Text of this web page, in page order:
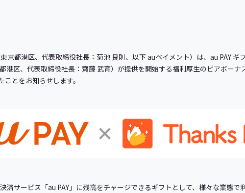
京都港区、代表取締役社長：菊池 良則、以下 auペイメント）は、au PAY ギ
港区、代表取締役社長：齋藤 武育）が提供を開始する福利厚生のピアボー
とをお知らせします。
済サービス「au PAY」に残高をチャージできるギフトとして、様々な業態で